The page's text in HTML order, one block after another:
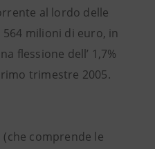
al lordo delle
milioni di euro, in
flessione dell’ 1,7%
trimestre 2005.
(che comprende le